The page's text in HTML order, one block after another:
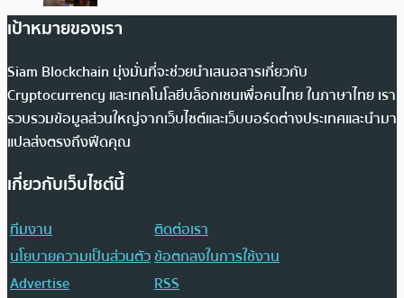
เป้าหมายของเรา
Siam Blockchain มุ่งมั่นที่จะช่วยนำเสนอสารเกี่ยวกับ
Cryptocurrency และเทคโนโลยีบล็อกเชนเพื่อคนไทย ในภาษาไทย เรา
รวบรวมข้อมูลส่วนใหญ่จากเว็บไซต์และเว็บบอร์ดต่างประเทศและนำมา
แปลส่งตรงถึงฟีดคุณ
เกี่ยวกับเว็บไซต์นี้
ทีมงาน
ติดต่อเรา
นโยบายความเป็นส่วนตัวข้อตกลงในการใช้งาน
Advertise
RSS